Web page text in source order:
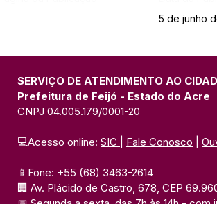
5 de junho
SERVIÇO DE ATENDIMENTO AO
Prefeitura de Feijó - Estado do Acre
CNPJ 04.005.179/0001-20
💻Acesso online: SIC Fale Conosco
📱Fone: +55 (68) 3463-2614
🏢 Av. Plácido de Castro, 678, CEP